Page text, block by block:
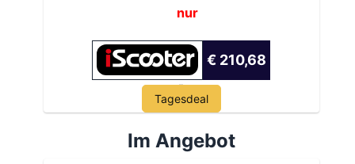
nur
€ 210,68
Tagesdeal
Im Angebot